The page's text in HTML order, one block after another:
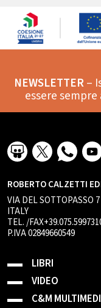
NEWSLETTER–
essere
ROBERTO CALZETTI
VIA DEL SOTTOPASSO
ITALY
TEL. /
P.IVA 02849660549
LIBRI
VIDEO
C&M